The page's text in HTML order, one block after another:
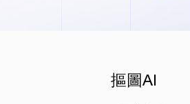
摳圖AI